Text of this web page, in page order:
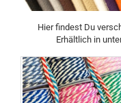
Hier findest Du
Erhältlich in